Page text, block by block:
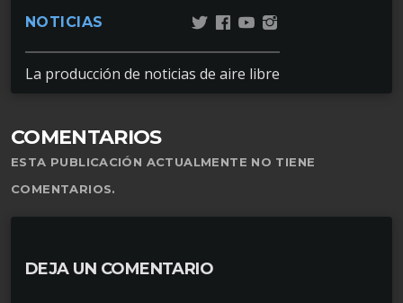
NOTICIAS
La producción de noticias de aire libre
COMENTARIOS
ESTA PUBLICACIÓN ACTUALMENTE NO TIENE
COMENTARIOS.
DEJA UN COMENTARIO